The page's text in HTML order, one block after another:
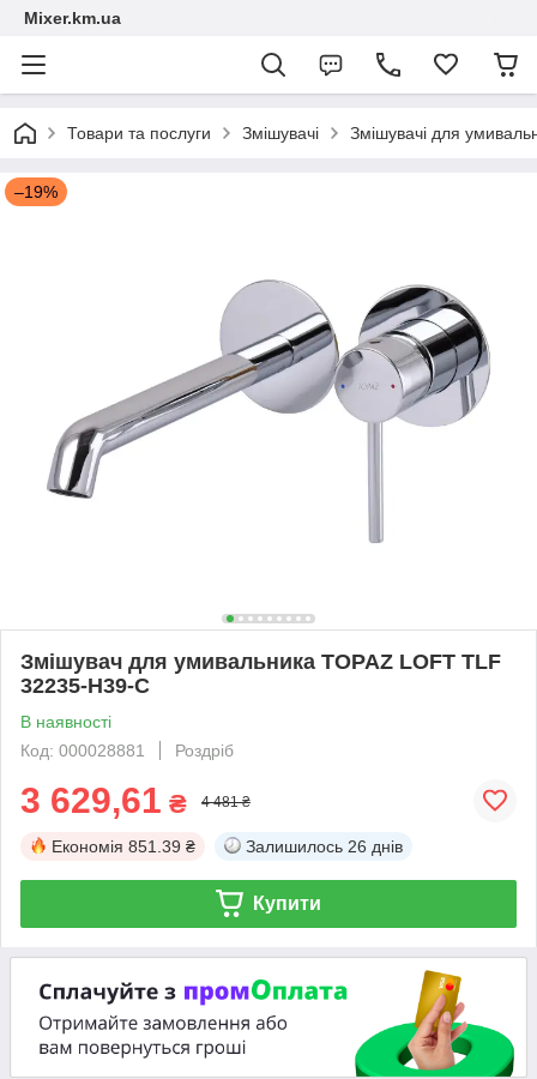
Mixer.km.ua
Товари та послуги Змішувачі Змішувачі для
–19%
Змішувач для умивальника TOPAZ LOFT TLF
32235-H39-C
В наявності
Код: 000028881
Роздріб
3 629,61 ₴ 4 481 ₴
Економія 851.39 ₴ Залишилось 26 днів
Купити